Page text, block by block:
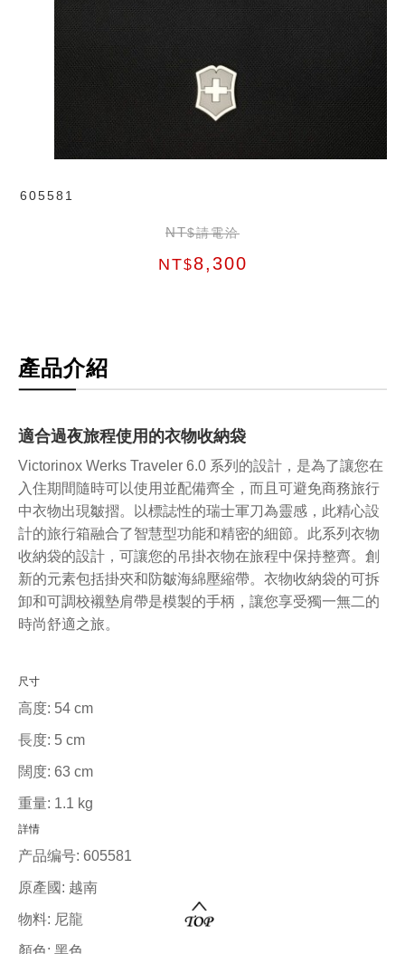
605581
NT$請電洽
NT$8,300
產品介紹
適合過夜旅程使用的衣物收納袋
Victorinox Werks Traveler 6.0 系列的設計，是為了讓您在
入住期間隨時可以使用並配備齊全，而且可避免商務旅行
中衣物出現皺摺。以標誌性的瑞士軍刀為靈感，此精心設
計的旅行箱融合了智慧型功能和精密的細節。此系列衣物
收納袋的設計，可讓您的吊掛衣物在旅程中保持整齊。創
新的元素包括掛夾和防皺海綿壓縮帶。衣物收納袋的可拆
卸和可調校襯墊肩帶是模製的手柄，讓您享受獨一無二的
時尚舒適之旅。
尺寸
高度: 54 cm
長度: 5 cm
闊度: 63 cm
重量: 1.1 kg
詳情
产品编号: 605581
原產國: 越南
物料: 尼龍
顏色: 黑色